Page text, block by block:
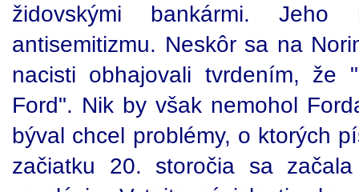
židovskými bankármi. Jeho
antisemitizmu. Neskôr sa na
nacisti obhajovali tvrdením, že
Ford". Nik by však nemohol
býval chcel problémy, o ktorých
začiatku 20. storočia sa